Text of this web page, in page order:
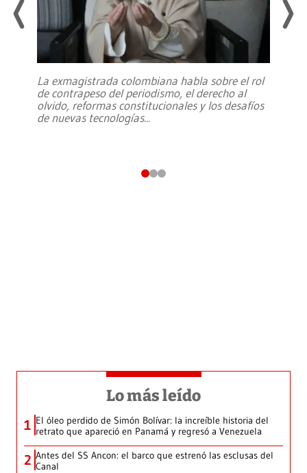
La exmagistrada colombiana habla sobre el rol
de contrapeso del periodismo, el derecho al
olvido, reformas constitucionales y los desafíos
de nuevas tecnologías...
Lo más leído
1 El óleo perdido de Simón Bolívar: la increíble historia del
retrato que apareció en Panamá y regresó a Venezuela
2 Antes del SS Ancon: el barco que estrenó las esclusas del
Canal